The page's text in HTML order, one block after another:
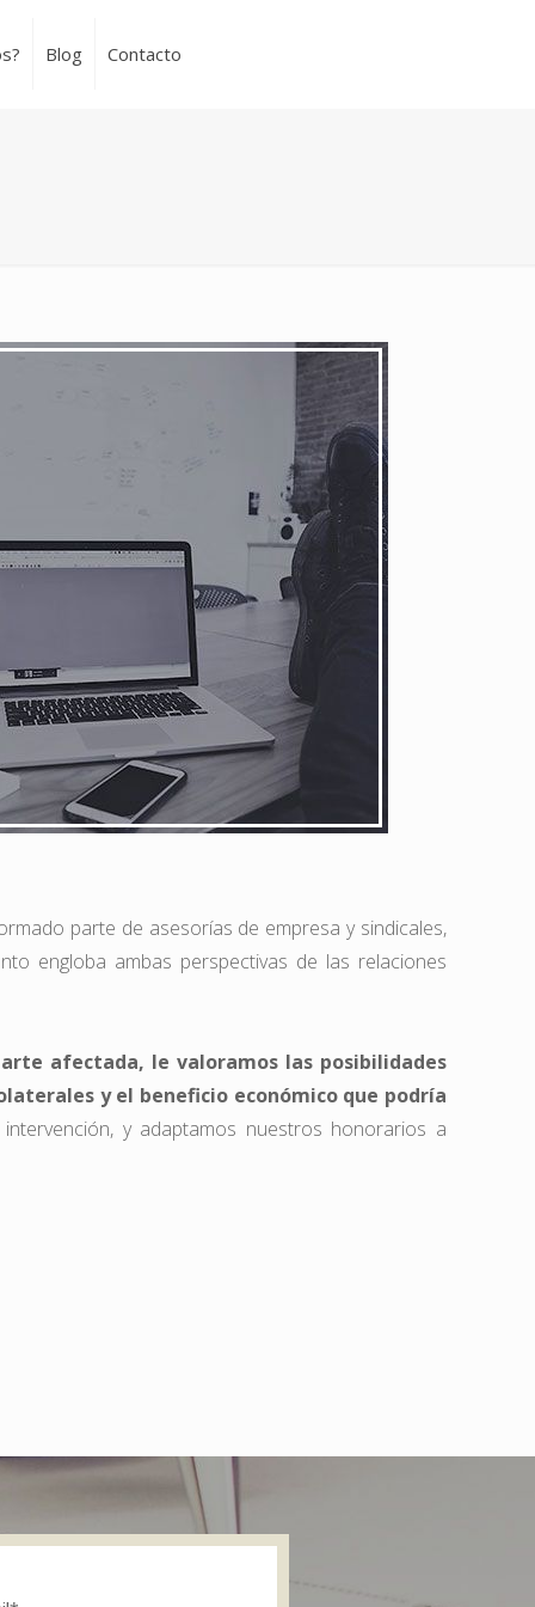
Blog Contacto
parte de asesorías de empresa y sindicales,
engloba ambas perspectivas de las relaciones
afectada, le valoramos las posibilidades
y el beneficio económico que podría
y adaptamos nuestros honorarios a